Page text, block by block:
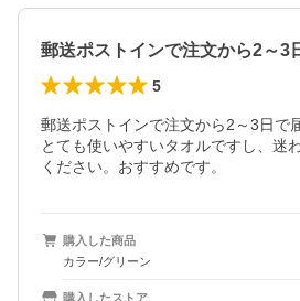
5
郵送ポストインで注文から2～3日で
とても使いやすいタオルですし、迷
ください。おすすめです。
購入した商品
カラー/グリーン
購入したストア